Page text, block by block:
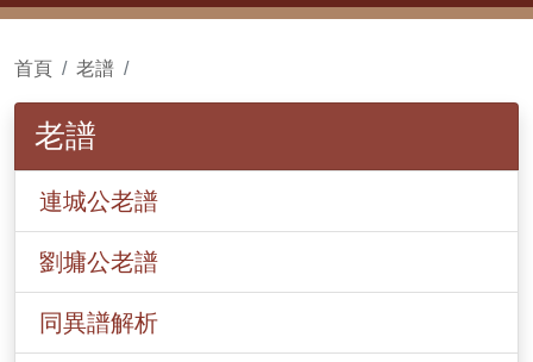
首頁 老譜
老譜
連城公老譜
劉墉公老譜
同異譜解析